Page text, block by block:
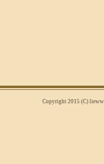
Copyright 2015 (C)